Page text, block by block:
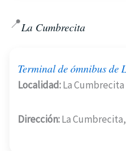
📍La Cumbrecita
Terminal de ómnibus de
Localidad:La Cumbrecita
Dirección:La